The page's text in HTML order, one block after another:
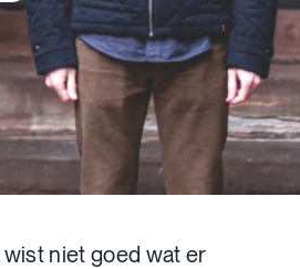
wist niet goed wat er